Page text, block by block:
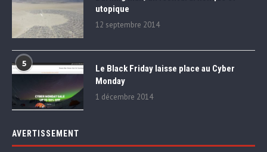
utopique
12 septembre 2014
5
Le Black Friday laisse place au Cyber
Monday
1 décembre 2014
AVERTISSEMENT